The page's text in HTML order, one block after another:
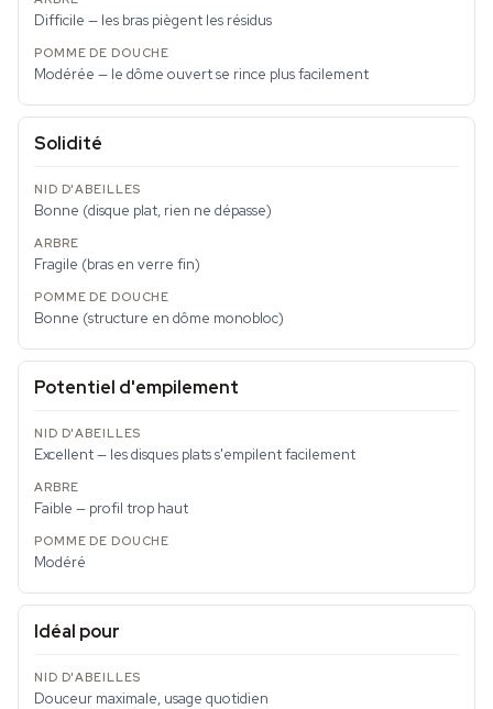
Difficile — les bras piègent les résidus
Modérée — le dôme ouvert se rince plus facilement
Solidité
Bonne (disque plat, rien ne dépasse)
Fragile (bras en verre fin)
Bonne (structure en dôme monobloc)
Potentiel d'empilement
Excellent — les disques plats s'empilent facilement
Faible — profil trop haut
Modéré
Idéal pour
Douceur maximale, usage quotidien